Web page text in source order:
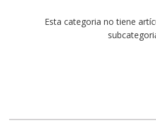
Esta categoria no tiene